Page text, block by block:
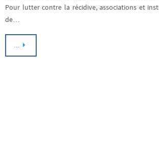
Pour lutter contre la récidive, associations et
de…
…